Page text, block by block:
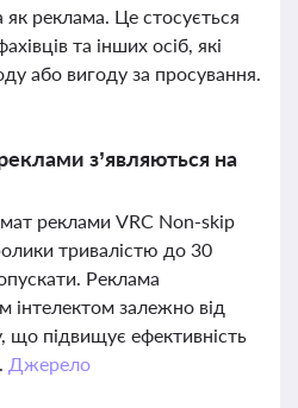
як реклама. Це стосується
та інших осіб, які
або вигоду за просування.
з’являються на
реклами VRC Non-skip
тривалістю до 30
Реклама
інтелектом залежно від
що підвищує ефективність
Джерело